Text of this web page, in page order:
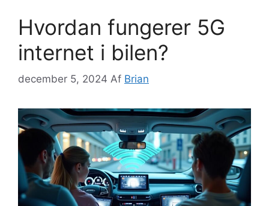
Hvordan fungerer 5G
internet i bilen?
december 5, 2024 Af Brian